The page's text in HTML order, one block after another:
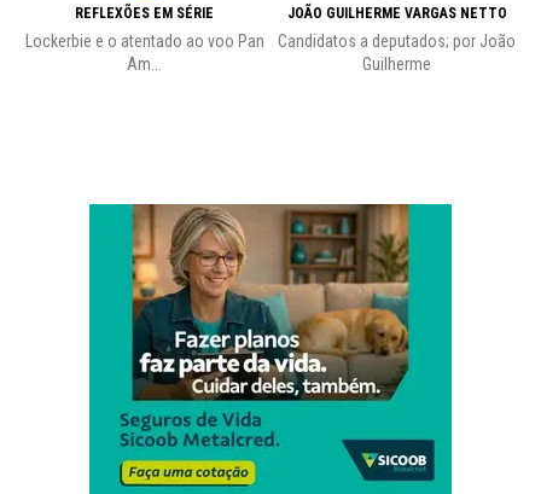
REFLEXÕES EM SÉRIE
Lockerbie e o atentado ao voo Pan
Am...
JOÃO GUILHERME VARGAS NETTO
Candidatos a deputados; por João
Guilherme